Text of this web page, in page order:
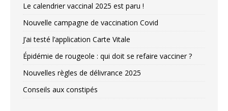
Le calendrier vaccinal 2025 est paru !
Nouvelle campagne de vaccination Covid
J’ai testé l’application Carte Vitale
Épidémie de rougeole : qui doit se refaire vacciner ?
Nouvelles règles de délivrance 2025
Conseils aux constipés